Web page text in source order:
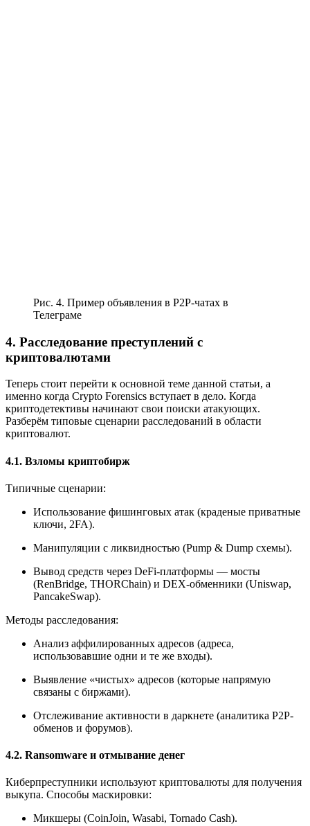
Рис. 4. Пример объявления в P2P-чатах в
Телеграме
4. Расследование преступлений с
криптовалютами
Теперь стоит перейти к основной теме данной статьи, а
именно когда Crypto Forensics вступает в дело. Когда
криптодетективы начинают свои поиски атакующих.
Разберём типовые сценарии расследований в области
криптовалют.
4.1. Взломы криптобирж
Типичные сценарии:
Использование фишинговых атак (краденые приватные
ключи, 2FA).
Манипуляции с ликвидностью (Pump & Dump схемы).
Вывод средств через DeFi-платформы — мосты
(RenBridge, THORChain) и DEX-обменники (Uniswap,
PancakeSwap).
Методы расследования:
Анализ аффилированных адресов (адреса,
использовавшие одни и те же входы).
Выявление «чистых» адресов (которые напрямую
связаны с биржами).
Отслеживание активности в даркнете (аналитика P2P-
обменов и форумов).
4.2. Ransomware и отмывание денег
Киберпреступники используют криптовалюты для получения
выкупа. Способы маскировки:
Микшеры (CoinJoin, Wasabi, Tornado Cash).